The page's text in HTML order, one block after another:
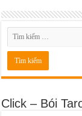
Click – Bói